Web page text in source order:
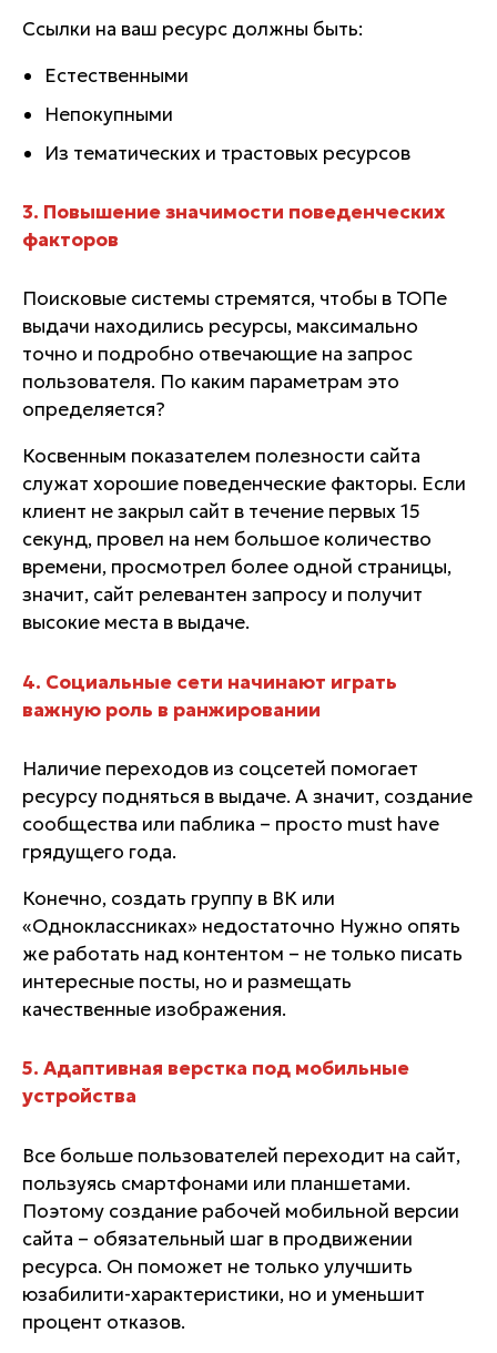
Ссылки на ваш ресурс должны быть:
Естественными
Непокупными
Из тематических и трастовых ресурсов
3. Повышение значимости поведенческих
факторов
Поисковые системы стремятся, чтобы в ТОПе
выдачи находились ресурсы, максимально
точно и подробно отвечающие на запрос
пользователя. По каким параметрам это
определяется?
Косвенным показателем полезности сайта
служат хорошие поведенческие факторы. Если
клиент не закрыл сайт в течение первых 15
секунд, провел на нем большое количество
времени, просмотрел более одной страницы,
значит, сайт релевантен запросу и получит
высокие места в выдаче.
4. Социальные сети начинают играть
важную роль в ранжировании
Наличие переходов из соцсетей помогает
ресурсу подняться в выдаче. А значит, создание
сообщества или паблика – просто must have
грядущего года.
Конечно, создать группу в ВК или
«Одноклассниках» недостаточно Нужно опять
же работать над контентом – не только писать
интересные посты, но и размещать
качественные изображения.
5. Адаптивная верстка под мобильные
устройства
Все больше пользователей переходит на сайт,
пользуясь смартфонами или планшетами.
Поэтому создание рабочей мобильной версии
сайта – обязательный шаг в продвижении
ресурса. Он поможет не только улучшить
юзабилити-характеристики, но и уменьшит
процент отказов.